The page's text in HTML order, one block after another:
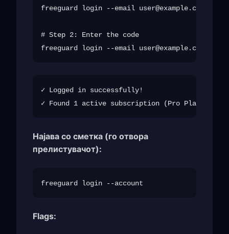
freeguard login --email user@example.com
# Step 2: Enter the code
freeguard login --email user@example.com
✓ Logged in successfully!
Најава со сметка (го отвора
прелистувачот):
Flags: